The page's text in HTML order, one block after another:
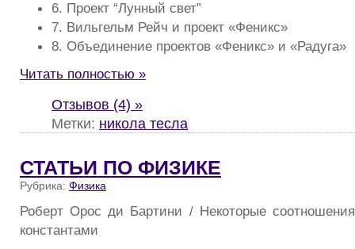
6. Проект “Лунный свет”
7. Вильгельм Рейч и проект «Феникс»
8. Объединение проектов «Феникс» и «Радуга»
Читать полностью »
Отзывов (4) »
Метки: никола тесла
СТАТЬИ ПО ФИЗИКЕ
Рубрика: Физика
Роберт Орос ди Бартини / Некоторые
константами